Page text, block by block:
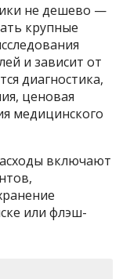
не дешево —
крупные
и зависит от
диагностика,
ценовая
медицинского
включают
или флэш-